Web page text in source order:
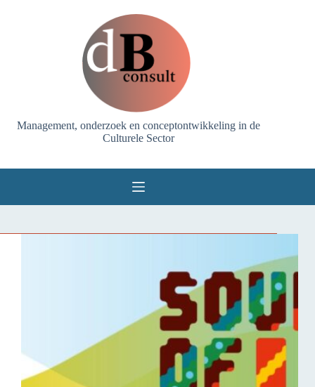
Management, onderzoek en conceptontwikkeling in de
Culturele Sector